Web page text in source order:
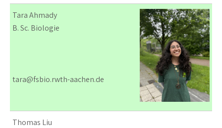
Tara Ahmady
B. Sc. Biologie
tara@fsbio.rwth-aachen.de
Thomas Liu